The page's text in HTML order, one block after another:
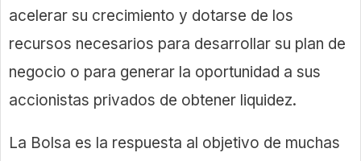
acelerar su crecimiento y dotarse de los
recursos necesarios para desarrollar su plan de
negocio o para generar la oportunidad a sus
accionistas privados de obtener liquidez.
La Bolsa es la respuesta al objetivo de muchas